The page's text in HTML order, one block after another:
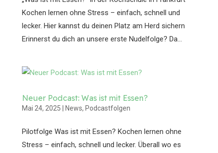
Kochen lernen ohne Stress – einfach, schnell und
lecker. Hier kannst du deinen Platz am Herd sichern
Erinnerst du dich an unsere erste Nudelfolge? Da...
Neuer Podcast: Was ist mit Essen?
Mai 24, 2025 News, Podcastfolgen
Pilotfolge Was ist mit Essen? Kochen lernen ohne
Stress – einfach, schnell und lecker. Überall wo es